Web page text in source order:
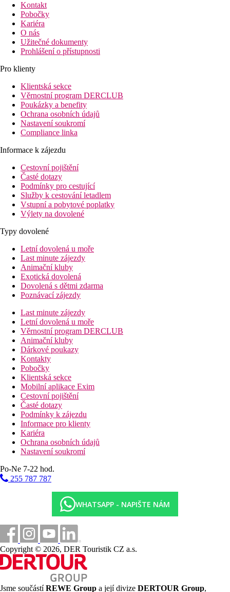
Kontakt
Pobočky
Kariéra
O nás
Užitečné dokumenty
Prohlášení o přístupnosti
Pro klienty
Klientská sekce
Věrnostní program DERCLUB
Poukázky a benefity
Ochrana osobních údajů
Nastavení soukromí
Compliance linka
Informace k zájezdu
Cestovní pojištění
Časté dotazy
Podmínky pro cestující
Služby k cestování letadlem
Vstupní a pobytové poplatky
Výlety na dovolené
Typy dovolené
Letní dovolená u moře
Last minute zájezdy
Animační kluby
Exotická dovolená
Dovolená s dětmi zdarma
Poznávací zájezdy
Last minute zájezdy
Letní dovolená u moře
Věrnostní program DERCLUB
Animační kluby
Dárkové poukazy
Kontakty
Pobočky
Klientská sekce
Mobilní aplikace Exim
Cestovní pojištění
Časté dotazy
Podmínky k zájezdu
Informace pro klienty
Kariéra
Ochrana osobních údajů
Nastavení soukromí
Po-Ne 7-22 hod.
255 787 787
WHATSAPP - NAPIŠTE NÁM
Copyright © 2026, DER Touristik CZ a.s.
Jsme součástíREWE Group a její divize DERTOUR Group,